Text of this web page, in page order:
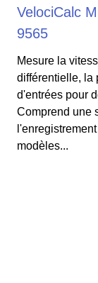
VelociCalc
9565
Mesure la
différentielle, la
d'entrées pour
Comprend une
modèles...